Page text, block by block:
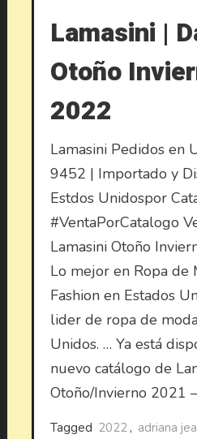
Lamasini |
Otoño
2022
Lamasini Pedidos en
9452 | Importado y
Estdos Unidospor
#VentaPorCatalogo
Lamasini Otoño
Lo mejor en Ropa de
Fashion en Estados
lider de ropa de
Unidos. … Ya está
nuevo catálogo de
Otoño/Invierno 2021
Tagged 2022 , adriana